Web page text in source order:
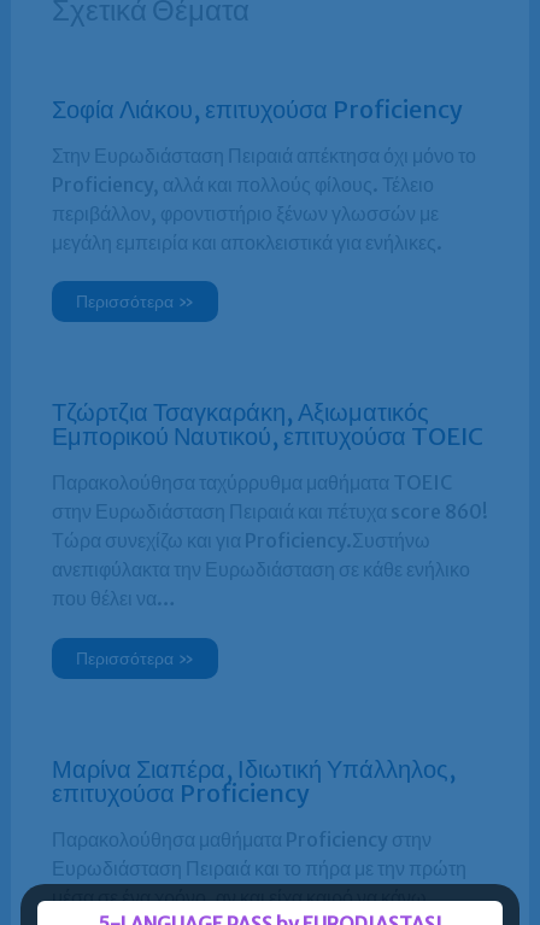
Σχετικά Θέματα
Σοφία Λιάκου, επιτυχούσα Proficiency
Στην Ευρωδιάσταση Πειραιά απέκτησα όχι μόνο το
Proficiency, αλλά και πολλούς φίλους. Τέλειο
περιβάλλον, φροντιστήριο ξένων γλωσσών με
μεγάλη εμπειρία και αποκλειστικά για ενήλικες.
Περισσότερα »
Τζώρτζια Τσαγκαράκη, Αξιωματικός
Εμπορικού Ναυτικού, επιτυχούσα TOEIC
Παρακολούθησα ταχύρρυθμα μαθήματα TOEIC
στην Ευρωδιάσταση Πειραιά και πέτυχα score 860!
Τώρα συνεχίζω και για Proficiency.Συστήνω
ανεπιφύλακτα την Ευρωδιάσταση σε κάθε ενήλικο
που θέλει να…
Περισσότερα »
Μαρίνα Σιαπέρα, Ιδιωτική Υπάλληλος,
επιτυχούσα Proficiency
Παρακολούθησα μαθήματα Proficiency στην
Ευρωδιάσταση Πειραιά και το πήρα με την πρώτη
μέσα σε ένα χρόνο, αν και είχα καιρό να κάνω